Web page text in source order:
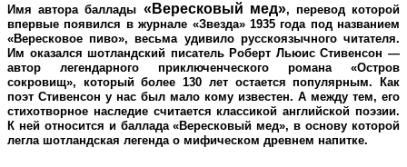
Имя автора баллады «Вересковый мед», перевод которой
впервые появился в журнале «Звезда» 1935 года под названием
«Вересковое пиво», весьма удивило русскоязычного читателя.
Им оказался шотландский писатель Роберт Льюис Стивенсон —
автор легендарного приключенческого романа «Остров
сокровищ», который более 130 лет остается популярным. Как
поэт Стивенсон у нас был мало кому известен. А между тем, его
стихотворное наследие считается классикой английской поэзии.
К ней относится и баллада «Вересковый мед», в основу которой
легла шотландская легенда о мифическом древнем напитке.